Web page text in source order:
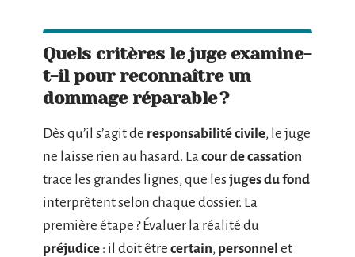
Quels critères le juge examine-
t-il pour reconnaître un
dommage réparable ?
Dès qu’il s’agit de responsabilité civile, le juge
ne laisse rien au hasard. La cour de cassation
trace les grandes lignes, que lesjuges du fond
interprètent selon chaque dossier. La
première étape ? Évaluer la réalité du
préjudice : il doit être certain, personnel et